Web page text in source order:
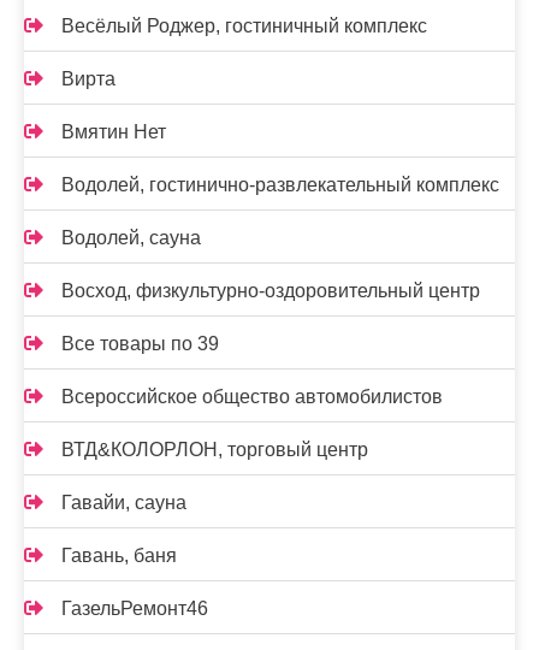
Весёлый Роджер, гостиничный комплекс
Вирта
Вмятин Нет
Водолей, гостинично-развлекательный комплекс
Водолей, сауна
Восход, физкультурно-оздоровительный центр
Все товары по 39
Всероссийское общество автомобилистов
ВТД&КОЛОРЛОН, торговый центр
Гавайи, сауна
Гавань, баня
ГазельРемонт46